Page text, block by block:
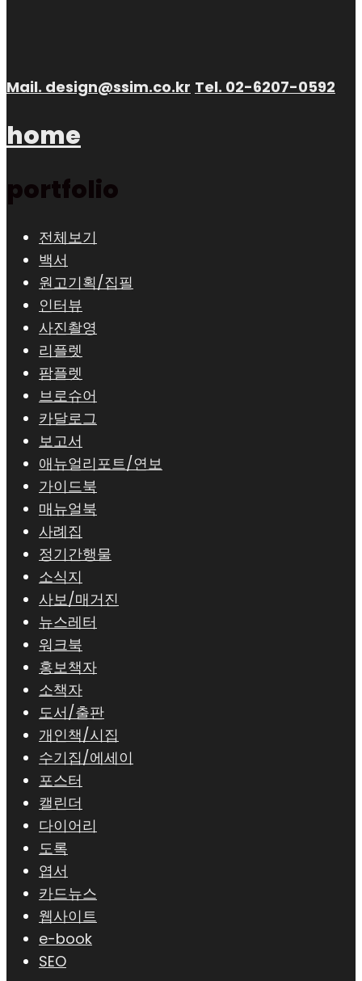
Mail. design@ssim.co.kr Tel. 02-6207-0592
home
portfolio
전체보기
백서
원고기획/집필
인터뷰
사진촬영
리플렛
팜플렛
브로슈어
카달로그
보고서
애뉴얼리포트/연보
가이드북
매뉴얼북
사례집
정기간행물
소식지
사보/매거진
뉴스레터
워크북
홍보책자
소책자
도서/출판
개인책/시집
수기집/에세이
포스터
캘린더
다이어리
도록
엽서
카드뉴스
웹사이트
e-book
SEO